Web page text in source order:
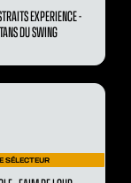
EXPERIENCE -
DU SWING
SÉLECTEUR